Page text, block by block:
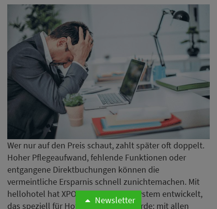
Wer nur auf den Preis schaut, zahlt später oft doppelt.
Hoher Pflegeaufwand, fehlende Funktionen oder
entgangene Direktbuchungen können die
vermeintliche Ersparnis schnell zunichtemachen. Mit
hellohotel hat XPORT ein Website-System entwickelt,
das speziell für Hotels konzipiert wurde: mit allen
Newsletter